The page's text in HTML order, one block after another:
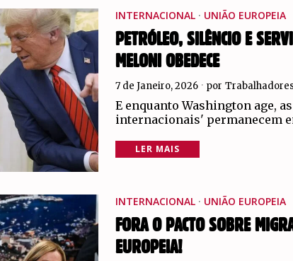
INTERNACIONAL · UNIÃO EUROPEIA
PETRÓLEO, SILÊNCIO E
MELONI OBEDECE
7 de Janeiro, 2026 por
E enquanto Washington age,
internacionais' permanecem
LER MAIS
INTERNACIONAL · UNIÃO EUROPEIA
FORA O PACTO SOBRE
EUROPEIA!